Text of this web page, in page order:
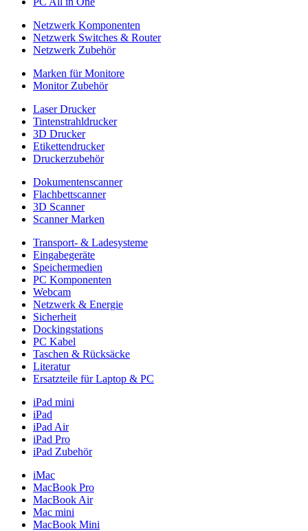
Netzwerk Komponenten
Netzwerk Switches & Router
Netzwerk Zubehör
Marken für Monitore
Monitor Zubehör
Laser Drucker
Tintenstrahldrucker
3D Drucker
Etikettendrucker
Druckerzubehör
Dokumentenscanner
Flachbettscanner
3D Scanner
Scanner Marken
Transport- & Ladesysteme
Eingabegeräte
Speichermedien
PC Komponenten
Webcam
Netzwerk & Energie
Sicherheit
Dockingstations
PC Kabel
Taschen & Rücksäcke
Literatur
Ersatzteile für Laptop & PC
iPad mini
iPad
iPad Air
iPad Pro
iPad Zubehör
iMac
MacBook Pro
MacBook Air
Mac mini
MacBook Mini